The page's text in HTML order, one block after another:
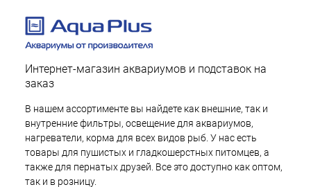
Интернет-магазин аквариумов и подставок на
заказ
В нашем ассортименте вы найдете как внешние, так и
внутренние фильтры, освещение для аквариумов,
нагреватели, корма для всех видов рыб. У нас есть
товары для пушистых и гладкошерстных питомцев, а
также для пернатых друзей. Все это доступно как оптом,
так и в розницу.